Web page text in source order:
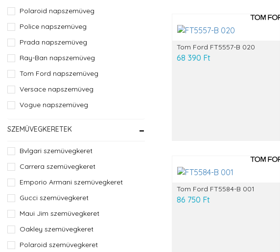
Polaroid napszemüveg
Police napszemüveg
Prada napszemüveg
Ray-Ban napszemüveg
Tom Ford napszemüveg
Versace napszemüveg
Vogue napszemüveg
SZEMÜVEGKERETEK
Bvlgari szemüvegkeret
Carrera szemüvegkeret
Emporio Armani szemüvegkeret
Gucci szemüvegkeret
Maui Jim szemüvegkeret
Oakley szemüvegkeret
Polaroid szemüvegkeret
Tom Ford FT5557-B 020
68 390 Ft
Tom Ford FT5584-B 001
86 750 Ft